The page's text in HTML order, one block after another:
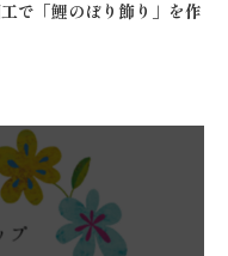
で「鯉のぼり飾り」を作